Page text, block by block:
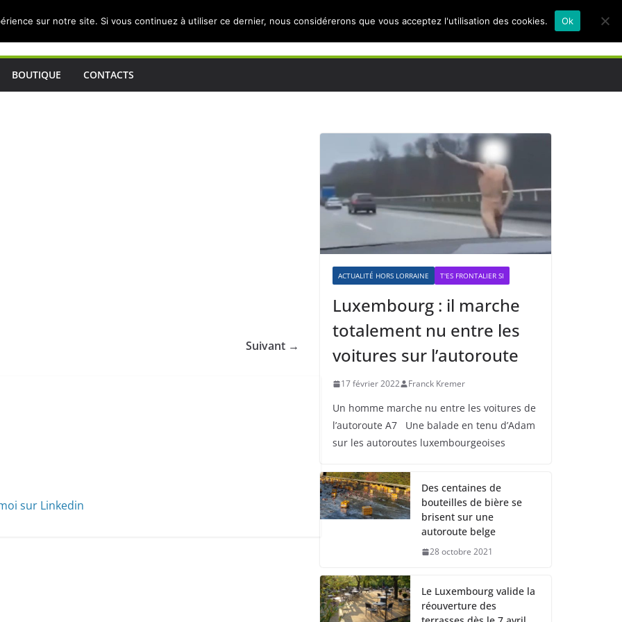
BOUTIQUE CONTACTS
Suivant →
sur Linkedin
ACTUALITÉ HORS LORRAINE T'ES FRONTALIER SI
Luxembourg : il marche
totalement nu entre les
voitures sur l’autoroute
17 février 2022 Franck Kremer
Un homme marche nu entre les voitures de
l’autoroute A7 Une balade en tenu d’Adam
sur les autoroutes luxembourgeoises
Des centaines de
bouteilles de bière se
brisent sur une
autoroute belge
28 octobre 2021
Le Luxembourg valide la
réouverture des
sur notre site. Si vous continuez à utiliser ce dernier, nous considérerons que vous acceptez l'utilisation des cookies. Ok